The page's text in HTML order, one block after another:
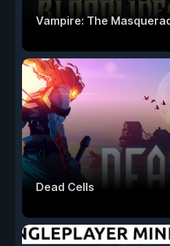
Vampire: The
Dead Cells